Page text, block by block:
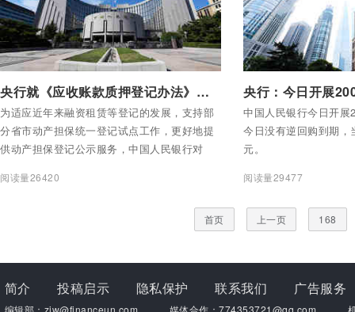
央行就《应收账款质押登记办法》公开征求意见
为适应近年来融资租赁等登记的发展，支持部
分省市动产担保统一登记试点工作，更好地提
供动产担保登记公示服务，中国人民银行对
〔2017〕第3号发布）进行了修订，现向社会
阅读量26420
央行：今日开展
中国人民银行今日开
今日没有逆回购到期
元。
阅读量29477
首页 上一页 168
简介 投稿启示 隐私保护 联系我们 广告服务
编辑部：zjw@financeun.com 媒体合作：774353721@qq.com